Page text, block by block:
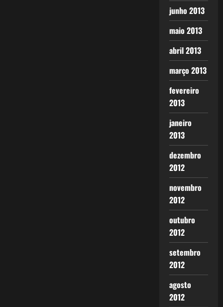
junho 2013
maio 2013
abril 2013
março 2013
fevereiro
2013
janeiro
2013
dezembro
2012
novembro
2012
outubro
2012
setembro
2012
agosto
2012